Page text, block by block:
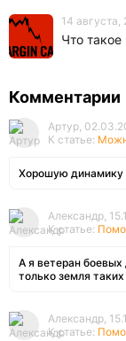
14 августа,
Что
Комментарии
Артур,
К статье:
Хорошую динамику
Александр,
К статье:
А я ветеран
только земля
Александр,
К статье: